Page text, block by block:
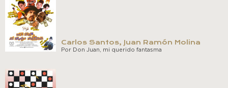
Carlos Santos, Juan Ramón Molina
Por Don Juan, mi querido fantasma